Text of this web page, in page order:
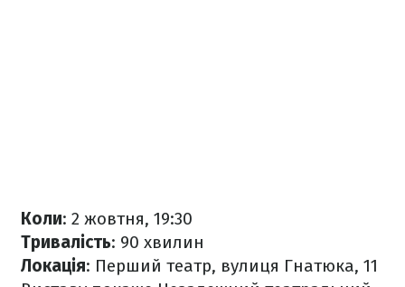
Коли: 2 жовтня, 19:30
Тривалість: 90 хвилин
Локація: Перший театр, вулиця Гнатюка, 11